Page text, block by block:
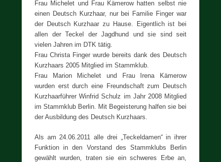
Frau Michelet und Frau Kämerow hatten selbst nie
einen Deutsch Kurzhaar, nur bei Familie Finger war
der Deutsch Kurzhaar zu Hause. Eigentlich ist bei
allen der Teckel der Jagdhund und sie sind seit
vielen Jahren im DTK tätig.
Frau Christa Finger wurde bereits dank des Deutsch
Kurzhaars 2005 Mitglied im Stammklub.
Frau Marion Michelet und Frau Irena Kämerow
wurden erst durch eine Freundschaft zum Deutsch
Kurzhaarführer Winfrid Schulz im Jahr 2008 Mitglied
im Stammklub Berlin. Mit Begeisterung halfen sie bei
der Ausbildung des Deutsch Kurzhaars.
Als am 24.06.2011 alle drei „Teckeldamen“ in ihrer
Funktion in den Vorstand des Stammklubs Berlin
gewählt wurden, traten sie ein schweres Erbe an,